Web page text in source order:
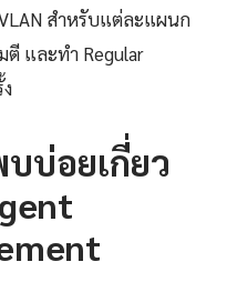
สำหรับแต่ละแผนก
ตี และทำ Regular
บ่อยเกี่ยว